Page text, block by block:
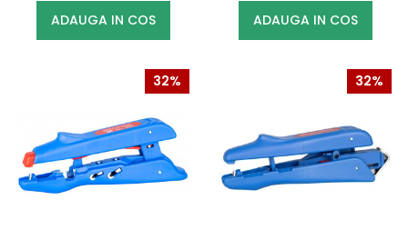
ADAUGA IN COS
ADAUGA IN COS
32% 32%